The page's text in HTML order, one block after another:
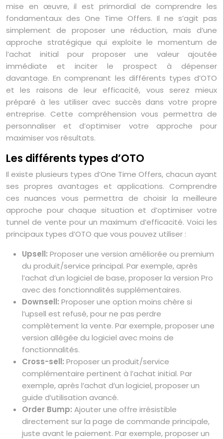
mise en œuvre, il est primordial de comprendre les
fondamentaux des One Time Offers. Il ne s’agit pas
simplement de proposer une réduction, mais d’une
approche stratégique qui exploite le momentum de
l’achat initial pour proposer une valeur ajoutée
immédiate et inciter le prospect à dépenser
davantage. En comprenant les différents types d’OTO
et les raisons de leur efficacité, vous serez mieux
préparé à les utiliser avec succès dans votre propre
entreprise. Cette compréhension vous permettra de
personnaliser et d’optimiser votre approche pour
maximiser vos résultats.
Les différents types d’OTO
Il existe plusieurs types d’One Time Offers, chacun ayant
ses propres avantages et applications. Comprendre
ces nuances vous permettra de choisir la meilleure
approche pour chaque situation et d’optimiser votre
tunnel de vente pour un maximum d’efficacité. Voici les
principaux types d’OTO que vous pouvez utiliser :
Upsell: Proposer une version améliorée ou premium
du produit/service principal. Par exemple, après
l’achat d’un logiciel de base, proposer la version Pro
avec des fonctionnalités supplémentaires.
Downsell: Proposer une option moins chère si
l’upsell est refusé, pour ne pas perdre
complètement la vente. Par exemple, proposer une
version allégée du logiciel avec moins de
fonctionnalités.
Cross-sell: Proposer un produit/service
complémentaire pertinent à l’achat initial. Par
exemple, après l’achat d’un logiciel, proposer un
guide d’utilisation avancé.
Order Bump: Ajouter une offre irrésistible
directement sur la page de commande principale,
juste avant le paiement. Par exemple, proposer un